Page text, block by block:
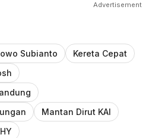
Advertisement
Subianto
Kereta Cepat
Mantan Dirut KAI